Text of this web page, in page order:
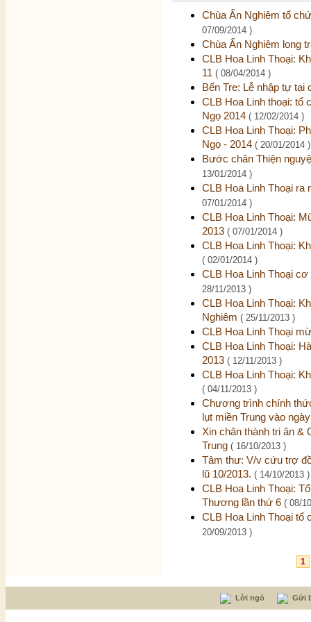
Chùa Ấn Nghiêm tổ
07/09/2014 )
Chùa Ấn Nghiêm long
CLB Hoa Linh Thoại:
11 ( 08/04/2014 )
Bến Tre: Lễ nhập tự
CLB Hoa Linh thoại: tổ
Ngọ 2014 ( 12/02/2014 )
CLB Hoa Linh Thoại:
Ngọ - 2014 ( 20/01/2014 )
Bước chân Thiện
13/01/2014 )
CLB Hoa Linh Thoại
07/01/2014 )
CLB Hoa Linh Thoại:
2013 ( 07/01/2014 )
CLB Hoa Linh Thoại:
( 02/01/2014 )
CLB Hoa Linh Thoại
28/11/2013 )
CLB Hoa Linh Thoại:
Nghiêm ( 25/11/2013 )
CLB Hoa Linh Thoại
CLB Hoa Linh Thoại:
2013 ( 12/11/2013 )
CLB Hoa Linh Thoại:
( 04/11/2013 )
Chương trình chính
lụt miền Trung vào
Xin chân thành tri ân &
Trung ( 16/10/2013 )
Tâm thư: V/v cứu trợ
lũ 10/2013. ( 14/10/2013 )
CLB Hoa Linh Thoại:
Thương lần thứ 6 ( 08/
CLB Hoa Linh Thoại tổ
20/09/2013 )
1
Lời ngỏ Gửi